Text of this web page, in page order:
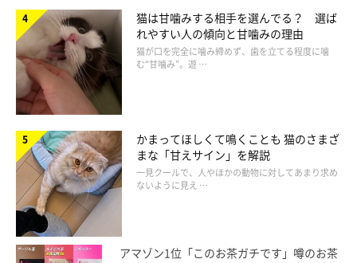
猫は甘噛みする相手を選んでる？ 選ば
れやすい人の傾向と甘噛みの理由
猫が口を完全に噛み締めず、歯を立てる程度に噛
む“甘噛み”。遊 …
かまってほしくて鳴くことも 猫のさまざ
まな「甘えサイン」を解説
一見クールで、人やほかの動物に対してあまり求め
ないように見え …
アマゾン1位「このお茶ガチです」噂のお茶